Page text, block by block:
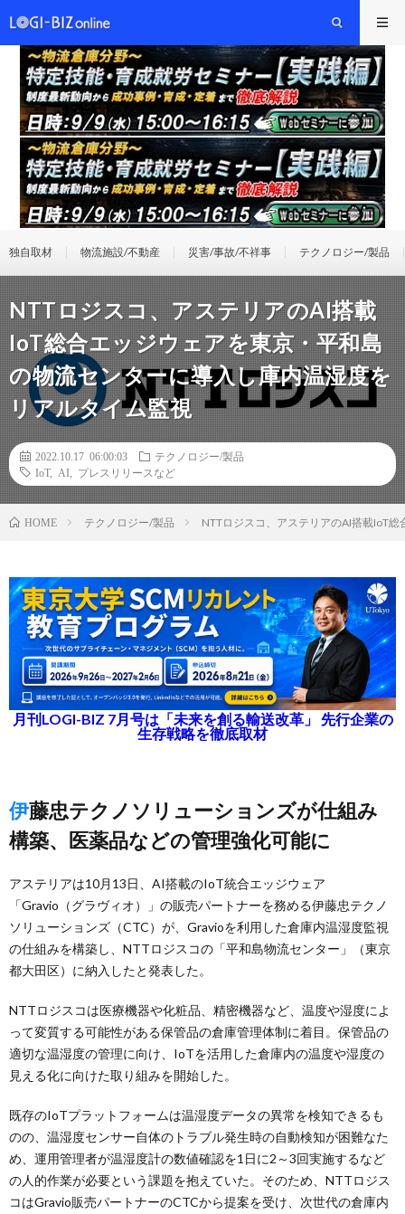
独自取材 物流施設/不動産 災害/事故/不祥事 テクノロジー/製品
NTTロジスコ、アステリアのAI搭載
IoT総合エッジウェアを東京・平和島
の物流センターに導入し庫内温湿度を
リアルタイム監視
2022.10.17 06:00:03
テクノロジー/製品
IoT, AI プレスリリースなど
HOME テクノロジー/製品 NTTロジスコ、アステリアのAI搭載IoT
月刊LOGI-BIZ 7月号は「未来を創る輸送改革」 先行企業の
生存戦略を徹底取材
伊藤忠テクノソリューションズが仕組み
構築、医薬品などの管理強化可能に
アステリアは10月13日、AI搭載のIoT統合エッジウェア
「Gravio（グラヴィオ）」の販売パートナーを務める伊藤忠テクノ
ソリューションズ（CTC）が、Gravioを利用した倉庫内温湿度監視
の仕組みを構築し、NTTロジスコの「平和島物流センター」（東京
都大田区）に納入したと発表した。
NTTロジスコは医療機器や化粧品、精密機器など、温度や湿度によ
って変質する可能性がある保管品の倉庫管理体制に着目。保管品の
適切な温湿度の管理に向け、IoTを活用した倉庫内の温度や湿度の
見える化に向けた取り組みを開始した。
既存のIoTプラットフォームは温湿度データの異常を検知できるも
のの、温湿度センサー自体のトラブル発生時の自動検知が困難なた
め、運用管理者が温湿度計の数値確認を1日に2～3回実施するなど
の人的作業が必要という課題を抱えていた。そのため、NTTロジス
コはGravio販売パートナーのCTCから提案を受け、次世代の倉庫内